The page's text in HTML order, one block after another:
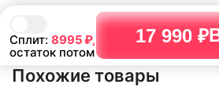
Сплит: 8995₽,
остаток потом
17 990 ₽
Похожие товары